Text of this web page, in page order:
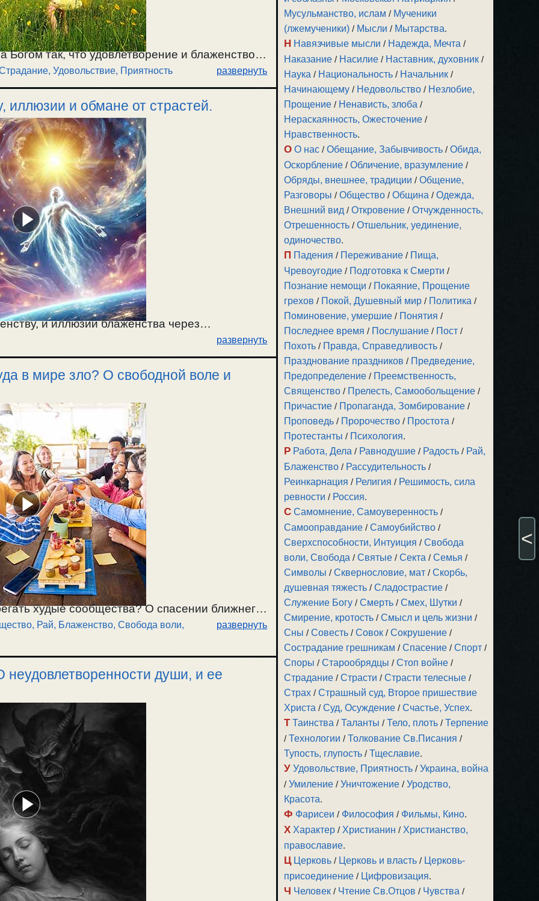
Богом так, что удовлетворение и блаженство
без Бога душа будет только мучиться и
и наслаждения имеют временный
постоянное и вечное блаженство. В
блаженству. Нарушение нравственных
К чему приводит самооправдание
/ 22.02.2026.
, Удовольствие, Приятность развернуть
иллюзии и обмане от страстей.
и иллюзии блаженства через
желания и чувства кратковременны. Путь
развернуть
в мире зло? О свободной воле и
худые сообщества? О спасении ближнего,
духа в отношениях с ближними. Хочется
скорбь? Почему люди живут по
самостоятельность. О свободной
О сознательном участии в
любовь? О гипнозе и свободе
и не оставляет его. / 15.11.2025.
, Рай, Блаженство, Свобода воли,
развернуть
души, и ее
Мусульманство, ислам / Мученики
(лжемученики) / Мысли / Мытарства.
Н Навязчивые мысли / Надежда, Мечта /
Наказание / Насилие / Наставник, духовник /
Наука / Национальность / Начальник /
Начинающему / Недовольство / Незлобие,
Прощение / Ненависть, злоба /
Нераскаянность, Ожесточение /
Нравственность.
О О нас /Обещание, Забывчивость /Обида,
Оскорбление /Обличение, вразумление /
Обряды, внешнее, традиции /Общение,
Разговоры /Общество /Община /Одежда,
Внешний вид /Откровение /Отчужденность,
Отрешенность /Отшельник, уединение,
одиночество.
П Падения / Переживание / Пища,
Чревоугодие / Подготовка к Смерти /
Познание немощи / Покаяние, Прощение
грехов / Покой, Душевный мир / Политика /
Поминовение, умершие / Понятия /
Последнее время / Послушание / Пост /
Похоть / Правда, Справедливость /
Празднование праздников / Предведение,
Предопределение / Преемственность,
Священство / Прелесть, Самообольщение /
Причастие / Пропаганда, Зомбирование /
Проповедь / Пророчество / Простота /
Протестанты / Психология.
Р Работа, Дела / Равнодушие / Радость / Рай,
Блаженство / Рассудительность /
Реинкарнация / Религия / Решимость, сила
ревности / Россия.
С Самомнение, Самоуверенность /
Самооправдание /Самоубийство /
Сверхспособности, Интуиция /Свобода
воли, Свобода /Святые /Секта /Семья /
Символы /Сквернословие, мат /Скорбь,
душевная тяжесть /Сладострастие /
Служение Богу /Смерть /Смех, Шутки /
Смирение, кротость /Смысл и цель жизни /
Сны /Совесть /Совок /Сокрушение /
Сострадание грешникам /Спасение /Спорт /
Споры /Старообрядцы /Стоп войне /
Страдание /Страсти /Страсти телесные /
Страх /Страшный суд, Второе пришествие
Христа /Суд, Осуждение /Счастье, Успех.
Т Таинства /Таланты /Тело, плоть /Терпение
/Технологии /Толкование Св.Писания /
Тупость, глупость /Тщеславие.
У Удовольствие, Приятность /Украина, война
/Умиление /Уничтожение /Уродство,
Красота.
Ф Фарисеи / Философия / Фильмы, Кино.
Х Характер / Христианин / Христианство,
православие.
Ц Церковь / Церковь и власть / Церковь-
присоединение / Цифровизация.
Ч Человек / Чтение Св.Отцов / Чувства /
<